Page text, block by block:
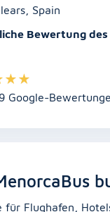
Spain
Bewertung des
★★
Google-
für Flughafen,